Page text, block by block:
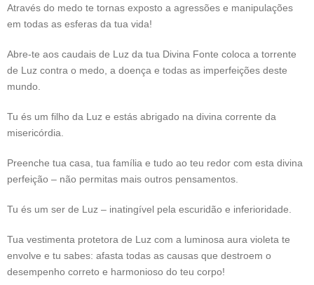
Através do medo te tornas exposto a agressões e manipulações
em todas as esferas da tua vida!
Abre-te aos caudais de Luz da tua Divina Fonte coloca a torrente
de Luz contra o medo, a doença e todas as imperfeições deste
mundo.
Tu és um filho da Luz e estás abrigado na divina corrente da
misericórdia.
Preenche tua casa, tua família e tudo ao teu redor com esta divina
perfeição – não permitas mais outros pensamentos.
Tu és um ser de Luz – inatingível pela escuridão e inferioridade.
Tua vestimenta protetora de Luz com a luminosa aura violeta te
envolve e tu sabes: afasta todas as causas que destroem o
desempenho correto e harmonioso do teu corpo!